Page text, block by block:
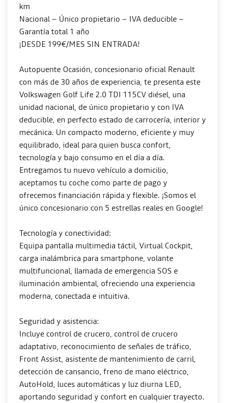
km
Nacional – Único propietario – IVA deducible –
Garantía total 1 año
¡DESDE 199€/MES SIN ENTRADA!
Autopuente Ocasión, concesionario oficial Renault
con más de 30 años de experiencia, te presenta este
Volkswagen Golf Life 2.0 TDI 115CV diésel, una
unidad nacional, de único propietario y con IVA
deducible, en perfecto estado de carrocería, interior y
mecánica. Un compacto moderno, eficiente y muy
equilibrado, ideal para quien busca confort,
tecnología y bajo consumo en el día a día.
Entregamos tu nuevo vehículo a domicilio,
aceptamos tu coche como parte de pago y
ofrecemos financiación rápida y flexible. ¡Somos el
único concesionario con 5 estrellas reales en Google!
Tecnología y conectividad:
Equipa pantalla multimedia táctil, Virtual Cockpit,
carga inalámbrica para smartphone, volante
multifuncional, llamada de emergencia SOS e
iluminación ambiental, ofreciendo una experiencia
moderna, conectada e intuitiva.
Seguridad y asistencia:
Incluye control de crucero, control de crucero
adaptativo, reconocimiento de señales de tráfico,
Front Assist, asistente de mantenimiento de carril,
detección de cansancio, freno de mano eléctrico,
AutoHold, luces automáticas y luz diurna LED,
aportando seguridad y confort en cualquier trayecto.